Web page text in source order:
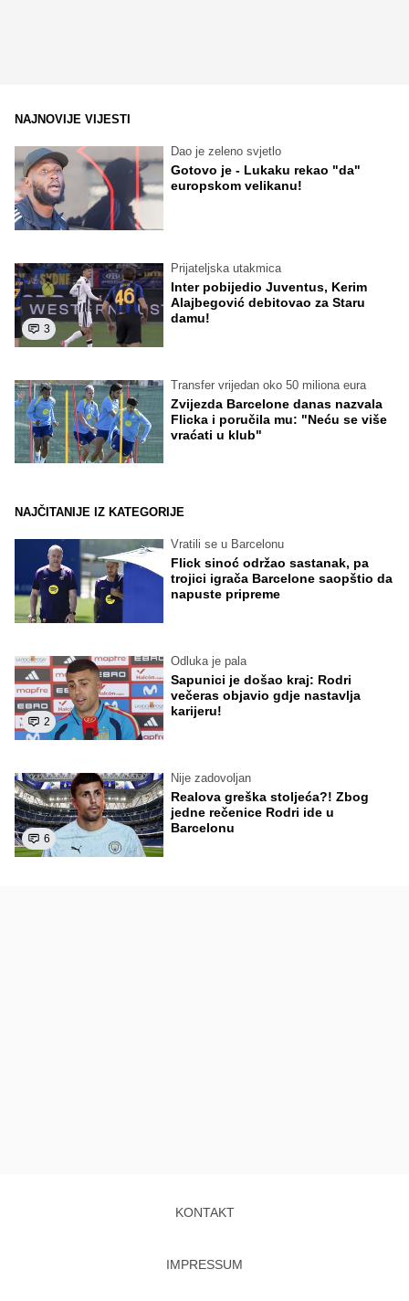
NAJNOVIJE VIJESTI
Dao je zeleno svjetlo
Gotovo je - Lukaku rekao "da"
europskom velikanu!
3
Prijateljska utakmica
Inter pobijedio Juventus, Kerim
Alajbegović debitovao za Staru
damu!
Transfer vrijedan oko 50 miliona eura
Zvijezda Barcelone danas nazvala
Flicka i poručila mu: "Neću se više
vraćati u klub"
NAJČITANIJE IZ KATEGORIJE
Vratili se u Barcelonu
Flick sinoć održao sastanak, pa
trojici igrača Barcelone saopštio da
napuste pripreme
2
Odluka je pala
Sapunici je došao kraj: Rodri
večeras objavio gdje nastavlja
karijeru!
6
Nije zadovoljan
Realova greška stoljeća?! Zbog
jedne rečenice Rodri ide u
Barcelonu
KONTAKT
IMPRESSUM